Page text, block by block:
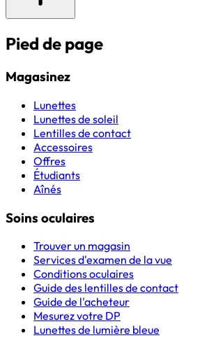
Pied de page
Magasinez
Lunettes
Lunettes de soleil
Lentilles de contact
Accessoires
Offres
Étudiants
Aînés
Soins oculaires
Trouver un magasin
Services d'examen de la vue
Conditions oculaires
Guide des lentilles de contact
Guide de l'acheteur
Mesurez votre DP
Lunettes de lumière bleue